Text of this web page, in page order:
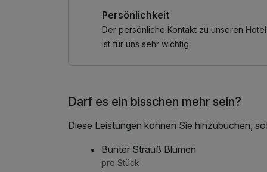
Persönlichkeit
Der persönliche Kontakt zu unseren
ist für uns sehr wichtig.
Darf es ein bisschen mehr sein?
Diese Leistungen können Sie hinzubuchen,
Bunter Strauß Blumen
pro Stück